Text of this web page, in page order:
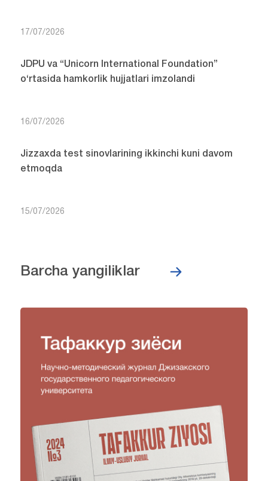
17/07/2026
JDPU va “Unicorn International Foundation”
o‘rtasida hamkorlik hujjatlari imzolandi
16/07/2026
Jizzaxda test sinovlarining ikkinchi kuni davom
etmoqda
15/07/2026
Barcha yangiliklar